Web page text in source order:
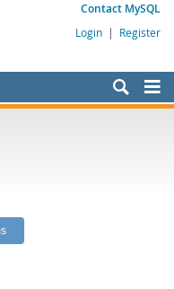
Contact MySQL
Login | Register